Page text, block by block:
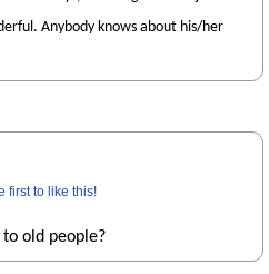
Anybody knows about his/her
first to like this!
to old people?